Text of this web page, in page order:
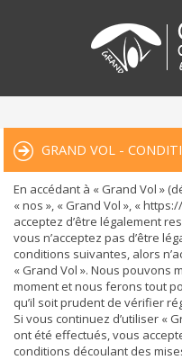
GRAND VOL -
En accédant à « Grand Vol »
« nos », « Grand Vol », «
acceptez d’être légalement
vous n’acceptez pas d’être
conditions suivantes, alors
« Grand Vol ». Nous pouvons
moment et nous ferons tout
qu’il soit prudent de vérifier
Si vous continuez d’utiliser «
ont été effectués, vous
conditions découlant des